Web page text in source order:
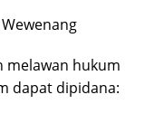
melawan hukum
dapat dipidana: